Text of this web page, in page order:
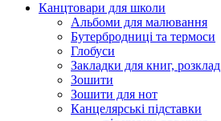
Канцтовари для школи
Альбоми для малювання
Бутербродниці та термоси
Глобуси
Закладки для книг, розклад
Зошити
Зошити для нот
Канцелярські підставки